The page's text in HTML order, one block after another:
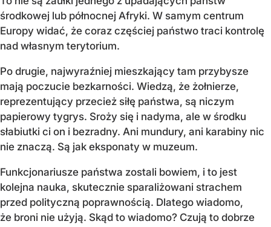
środkowej lub północnej Afryki. W samym centrum
Europy widać, że coraz częściej państwo traci kontrolę
nad własnym terytorium.
Po drugie, najwyraźniej mieszkający tam przybysze
mają poczucie bezkarności. Wiedzą, że żołnierze,
reprezentujący przecież siłę państwa, są niczym
papierowy tygrys. Sroży się i nadyma, ale w środku
słabiutki ci on i bezradny. Ani mundury, ani karabiny nic
nie znaczą. Są jak eksponaty w muzeum.
Funkcjonariusze państwa zostali bowiem, i to jest
kolejna nauka, skutecznie sparaliżowani strachem
przed polityczną poprawnością. Dlatego wiadomo,
że broni nie użyją. Skąd to wiadomo? Czują to dobrze